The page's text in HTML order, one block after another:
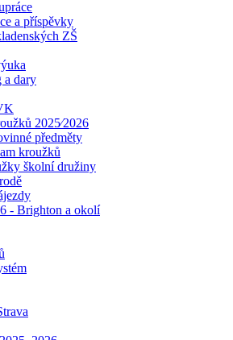
a příspěvky
ZŠ
a dary
2025⁄2026
předměty
kroužků
školní družiny
- Brighton a okolí